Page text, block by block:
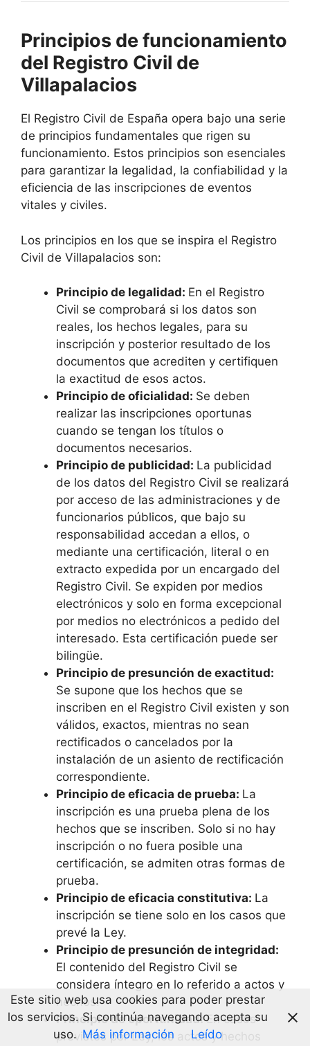
Principios de funcionamiento
del Registro Civil de
Villapalacios
El Registro Civil de España opera bajo una serie
de principios fundamentales que rigen su
funcionamiento. Estos principios son esenciales
para garantizar la legalidad, la confiabilidad y la
eficiencia de las inscripciones de eventos
vitales y civiles.
Los principios en los que se inspira el Registro
Civil de Villapalacios son:
Principio de legalidad: En el Registro
Civil se comprobará si los datos son
reales, los hechos legales, para su
inscripción y posterior resultado de los
documentos que acrediten y certifiquen
la exactitud de esos actos.
Principio de oficialidad: Se deben
realizar las inscripciones oportunas
cuando se tengan los títulos o
documentos necesarios.
Principio de publicidad: La publicidad
de los datos del Registro Civil se realizará
por acceso de las administraciones y de
funcionarios públicos, que bajo su
responsabilidad accedan a ellos, o
mediante una certificación, literal o en
extracto expedida por un encargado del
Registro Civil. Se expiden por medios
electrónicos y solo en forma excepcional
por medios no electrónicos a pedido del
interesado. Esta certificación puede ser
bilingüe.
Principio de presunción de exactitud:
Se supone que los hechos que se
inscriben en el Registro Civil existen y son
válidos, exactos, mientras no sean
rectificados o cancelados por la
instalación de un asiento de rectificación
correspondiente.
Principio de eficacia de prueba: La
inscripción es una prueba plena de los
hechos que se inscriben. Solo si no hay
inscripción o no fuera posible una
certificación, se admiten otras formas de
prueba.
Principio de eficacia constitutiva: La
inscripción se tiene solo en los casos que
prevé la Ley.
Principio de presunción de integridad:
El contenido del Registro Civil se
considera íntegro en lo referido a actos y
hechos.
Principio de oportunidad:En casos
previstos por Ley, los actos y hechos
Este sitio web usa cookies para poder prestar
los servicios. Si continúa navegando acepta su
uso. Más información Leído